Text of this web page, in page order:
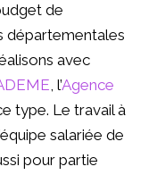
de
départementales
avec
, l’Agence
type. Le travail à
salariée de
pour partie